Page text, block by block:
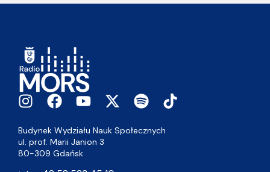
Budynek Wydziału Nauk Społecznych
ul. prof. Marii Janion 3
80-309 Gdańsk